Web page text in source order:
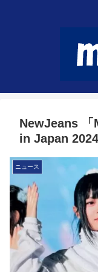
NewJeans
in Japan
ニュース